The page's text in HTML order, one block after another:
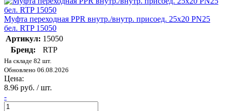
Муфта переходная PPR внутр./внутр. присоед. 25х20 PN25
бел. RTP 15050
Артикул: 15050
Бренд:
RTP
На складе 82 шт.
Обновлено 06.08.2026
Цена:
8.96 руб. / шт.
-